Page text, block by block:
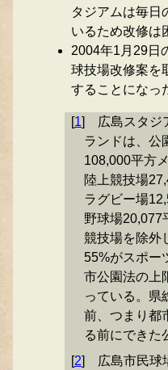
タジアムは毎日
いるため改修は
2004年1月29日
球技場改修案を
することになっ
[1]
広島スタジ
ランドは、公
108,000平方
陸上競技場
ラグビー場
野球場20,077
競技場を除外
55%がスポー
市公園法の上
っている。県
前、つまり都
る前にできた
[2]
広島市民球